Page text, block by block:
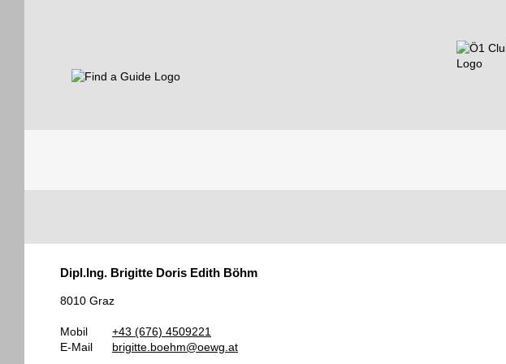
Guides
Dipl.Ing. Brigitte Doris Edith Böhm
8010 Graz
Mobil
+43 (676) 4509221
E-Mail
brigitte.boehm@oewg.at